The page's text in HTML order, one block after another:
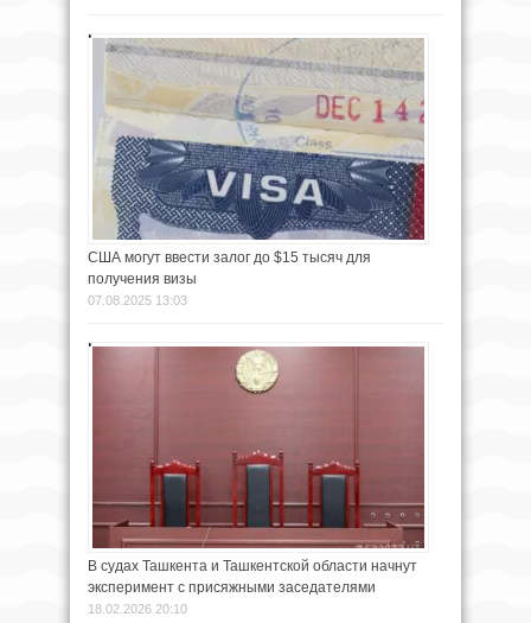
США могут ввести залог до $15 тысяч для
получения визы
07.08.2025 13:03
В судах Ташкента и Ташкентской области начнут
эксперимент с присяжными заседателями
18.02.2026 20:10